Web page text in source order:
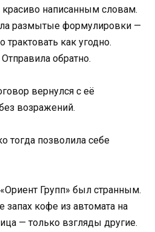
написанным словам.
размытые формулировки —
трактовать как угодно.
обратно.
вернулся с её
возражений.
тогда позволила себе
Групп» был странным.
кофе из автомата на
— только взгляды другие.